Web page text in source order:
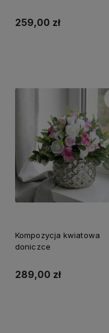
259,00 zł
Kompozycja kwiatowa
doniczce
289,00 zł